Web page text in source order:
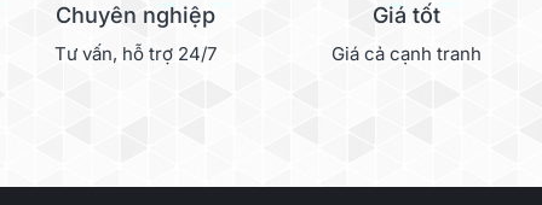
Chuyên nghiệp
Tư vấn, hỗ trợ 24/7
Giá tốt
Giá cả cạnh tranh